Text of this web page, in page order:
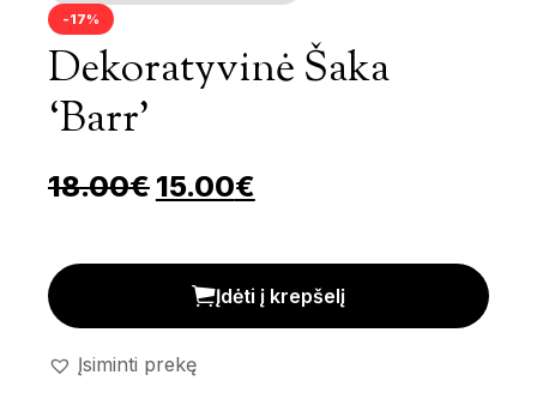
-17%
Dekoratyvinė Šaka
‘Barr’
18.00€ Pradinė kaina buvo:
15.00€Dabartinė kaina
Dekoratyvinė šaka 'Barr' kiekis
Įdėti į krepšelį
Įsiminti prekę